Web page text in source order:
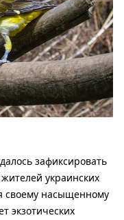
зафиксировать
украинских
своему насыщенному
экзотических